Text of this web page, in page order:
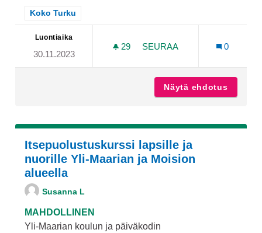
Rajaa tulokset teeman mukaan: Koko Turku
Koko Turku
Luontiaika
30.11.2023
29 29 SEURAAJAA
SEURAA
0
Näytä ehdotus
Itsepuolustuskurssi lapsille ja
nuorille Yli-Maarian ja Moision
alueella
Susanna L
MAHDOLLINEN
Yli-Maarian koulun ja päiväkodin